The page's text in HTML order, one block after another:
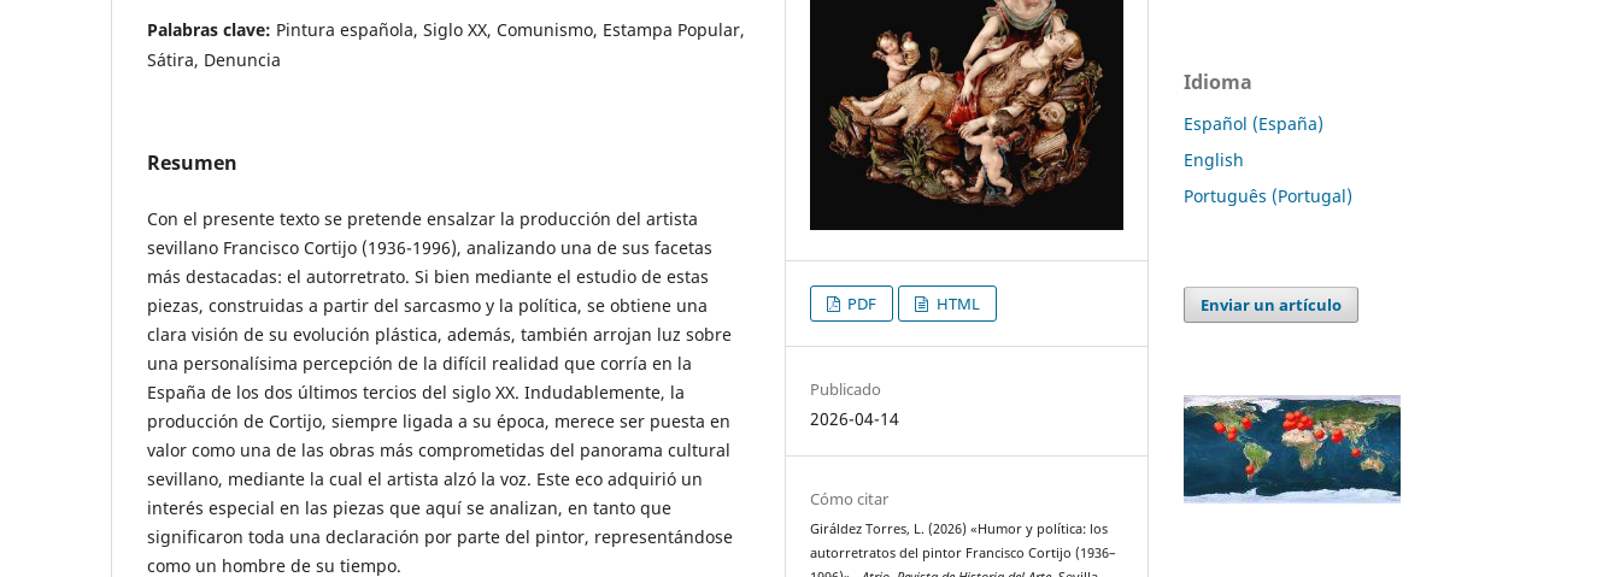
Palabras clave: Pintura española, Siglo XX, Comunismo, Estampa Popular,
Sátira, Denuncia
Resumen
Con el presente texto se pretende ensalzar la producción del artista
sevillano Francisco Cortijo (1936-1996), analizando una de sus facetas
más destacadas: el autorretrato. Si bien mediante el estudio de estas
piezas, construidas a partir del sarcasmo y la política, se obtiene una
clara visión de su evolución plástica, además, también arrojan luz sobre
una personalísima percepción de la difícil realidad que corría en la
España de los dos últimos tercios del siglo XX. Indudablemente, la
producción de Cortijo, siempre ligada a su época, merece ser puesta en
valor como una de las obras más comprometidas del panorama cultural
sevillano, mediante la cual el artista alzó la voz. Este eco adquirió un
interés especial en las piezas que aquí se analizan, en tanto que
significaron toda una declaración por parte del pintor, representándose
como un hombre de su tiempo.
PDF HTML
Publicado
2026-04-14
Cómo citar
Giráldez Torres, L. (2026) «Humor y política: los
autorretratos del pintor Francisco Cortijo (1936–
Idioma
Español (España)
English
Português (Portugal)
Enviar un artículo